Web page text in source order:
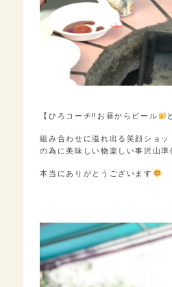
【ひろコーチ‼︎お昼からビール
組み合わせに溢れ出る笑顔ショ
の為に美味しい物楽しい事沢山準
本当にありがとうございます